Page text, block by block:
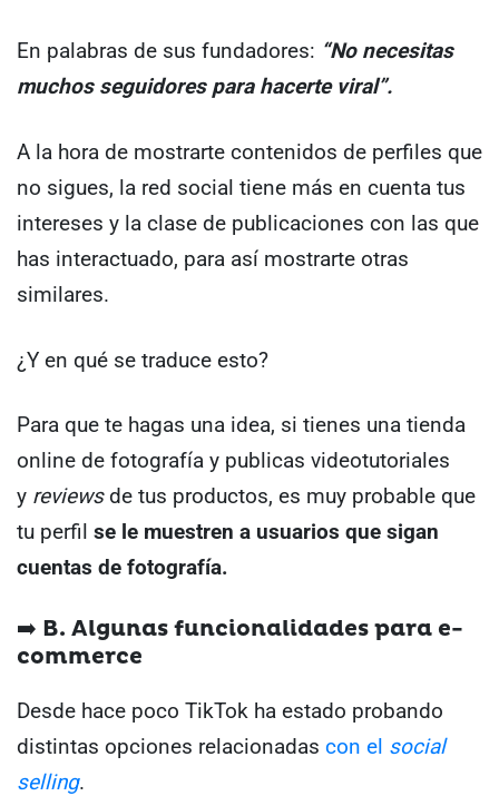
En palabras de sus fundadores: “No necesitas
muchos seguidores para hacerte viral”.
A la hora de mostrarte contenidos de perfiles que
no sigues, la red social tiene más en cuenta tus
intereses y la clase de publicaciones con las que
has interactuado, para así mostrarte otras
similares.
¿Y en qué se traduce esto?
Para que te hagas una idea, si tienes una tienda
online de fotografía y publicas videotutoriales
y reviewsde tus productos, es muy probable que
tu perfil se le muestren a usuarios que sigan
cuentas de fotografía.
➡️ B. Algunas funcionalidades para e-
commerce
Desde hace poco TikTok ha estado probando
distintas opciones relacionadas con el social
selling.